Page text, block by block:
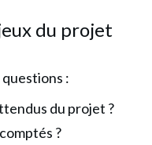
du projet
:
du projet ?
?